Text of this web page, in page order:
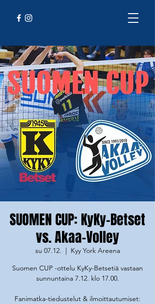
SUOMEN CUP: KyKy-Betset
vs. Akaa-Volley
su 07.12.
  |
Kyy York Areena
Suomen CUP -ottelu KyKy-Betsetiä vastaan
sunnuntaina 7.12. klo 17.00.
Fanimatka-tiedustelut & ilmoittautumiset: